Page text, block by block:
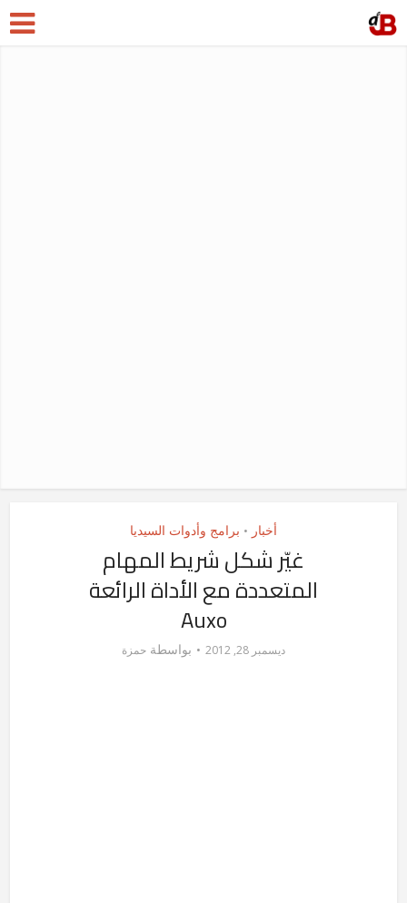
أخبار • برامج وأدوات السيديا
غيّر شكل شريط المهام
المتعددة مع الأداة الرائعة
Auxo
ديسمبر 28, 2012 بواسطة حمزة